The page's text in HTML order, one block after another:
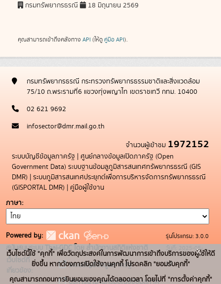
กรมทรัพยากรธรณี 18 มิถุนายน 2569
คุณสามารถเข้าถึงคลังทาง API (ให้ดู คู่มือ API).
กรมทรัพยากรธรณี กระทรวงทรัพยากรธรรมชาติและสิ่งแวดล้อม
75/10 ถ.พระรามที่6 แขวงทุ่งพญาไท เขตราชเทวี กทม. 10400
02 621 9692
infosector@dmr.mail.go.th
จำนวนผู้เข้าชม 1972152
ระบบบัญชีข้อมูลภาครัฐ | ศูนย์กลางข้อมูลเปิดภาครัฐ (Open
Government Data) ระบบฐานข้อมลูภูมิสารสนเทศทรัพยากรธรณี (GIS
DMR) | ระบบภูมิสารสนเทศประยุกต์เพื่อการบริหารจัดการทรัพยากรธรณี
(GISPORTAL DMR) | คู่มือผู้ใช้งาน
ภาษา
Powered by:
สนับสนุนระบบ Thai-GDC โดย สำนักงานสถิติแห่งชาติ
เว็บไซต์ที่
เกี่ยวข้อง:
ระบบบัญชีข้อมูลภาครัฐ
บริการนามานุกรมบัญชีข้อมูลภาค
รุ่นโปรแกรม: 3.0.0
วันที่: 2025-05-
19
เว็บไซต์นี้ใช้ "คุกกี้" เพื่อวัตถุประสงค์ในการพัฒนาการเข้าถึงบริการของผู้ใช้ให้ดี
ยิ่งขึ้น หากต้องการเปิดใช้งานคุกกี้ โปรดคลิก "ยอมรับคุกกี้"
คุณสามารถถอนการยินยอมของคุณได้ตลอดเวลา โดยไปที่ "การตั้งค่าคุกกี้"
x